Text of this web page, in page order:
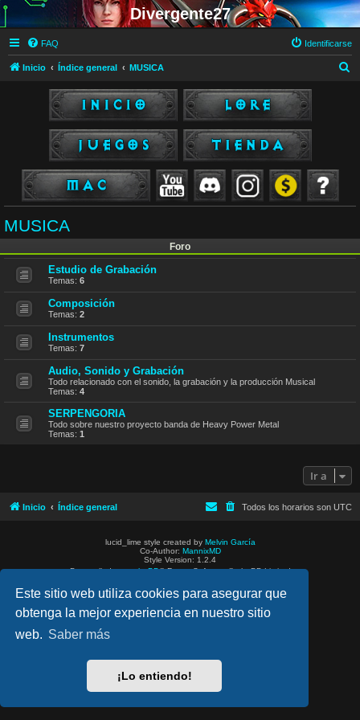
Este sitio web utiliza cookies para asegurar que
obtenga la mejor experiencia en nuestro sitio
web. Saber más
¡Lo entiendo!
Divergente27
FAQ Identificarse
Inicio Índice general MUSICA
MUSICA
Foro
Estudio de Grabación
Temas: 6
Composición
Temas: 2
Instrumentos
Temas: 7
Audio, Sonido y Grabación
Todo relacionado con el sonido, la grabación y la producción Musical
Temas: 4
SERPENGORIA
Todo sobre nuestro proyecto banda de Heavy Power Metal
Temas: 1
Ir a
Inicio Índice general Todos los horarios son UTC
lucid_lime style created by Melvin García
Co-Author: MannixMD
Style Version: 1.2.4
Desarrollado porphpBB® Forum Software © phpBB Limited
Privacidad| Condiciones